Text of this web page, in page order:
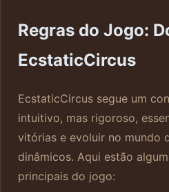
Regras do Jogo:
EcstaticCircus
EcstaticCircus segue um
intuitivo, mas rigoroso,
vitórias e evoluir no mundo
dinâmicos. Aqui estão
principais do jogo: